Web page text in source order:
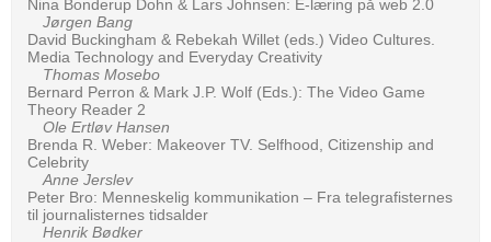
Nina Bonderup Dohn & Lars Johnsen: E-læring på web 2.0
Jørgen Bang
David Buckingham & Rebekah Willet (eds.) Video Cultures.
Media Technology and Everyday Creativity
Thomas Mosebo
Bernard Perron & Mark J.P. Wolf (Eds.): The Video Game
Theory Reader 2
Ole Ertløv Hansen
Brenda R. Weber: Makeover TV. Selfhood, Citizenship and
Celebrity
Anne Jerslev
Peter Bro: Menneskelig kommunikation – Fra telegrafisternes
til journalisternes tidsalder
Henrik Bødker